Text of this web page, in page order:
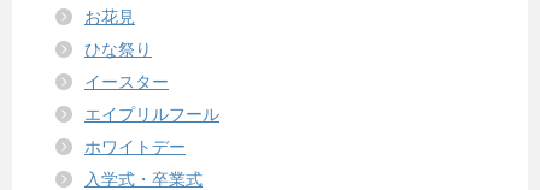
お花見
ひな祭り
イースター
エイプリルフール
ホワイトデー
入学式・卒業式